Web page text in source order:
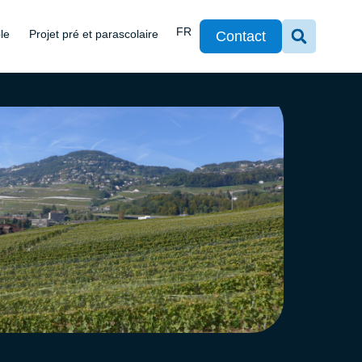
Projet pré et parascolaire FR
EN
Contact